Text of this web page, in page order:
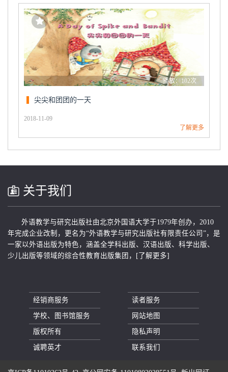
播放：102次
尖尖和团团的一天
2018-11-09
了解更多
关于我们
外语教学与研究出版社由北京外国语大学于1979年创办，2010
年完成企业改制，更名为“外语教学与研究出版社有限责任公司”，是
一家以外语出版为特色，涵盖全学科出版、汉语出版、科学出版、
少儿出版等领域的综合性教育出版集团，
[了解更多]
经销商服务 读者服务
学校、图书馆服务 网站地图
版权所有 隐私声明
诚聘英才 联系我们